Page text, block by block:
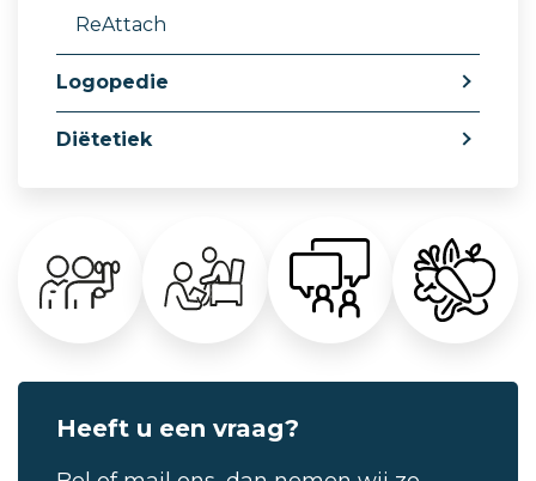
ReAttach
Logopedie
Diëtetiek
Heeft u een vraag?